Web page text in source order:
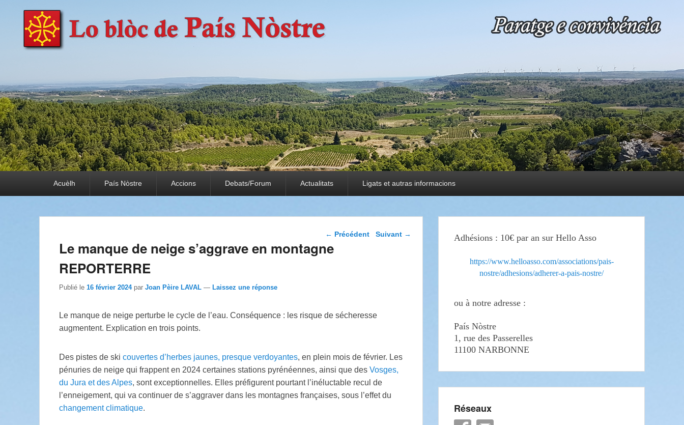
País Nòstre
Paratge e Convivència
Acuèlh País Nòstre Accions Debats/Forum Actualitats Ligats et autras informacions
Navigation dans les
← Précédent Suivant →
Le manque de neige s’aggrave en montagne
REPORTERRE
Publié le 16 février 2024 par Joan Pèire LAVAL — Laissez une réponse
Le manque de neige perturbe le cycle de l’eau. Conséquence : les risque de sécheresse
augmentent. Explication en trois points.
Des pistes de ski couvertes d’herbes jaunes, presque verdoyantes, en plein mois de février. Les
pénuries de neige qui frappent en 2024 certaines stations pyrénéennes, ainsi que des Vosges,
du Jura et des Alpes, sont exceptionnelles. Elles préfigurent pourtant l’inéluctable recul de
l’enneigement, qui va continuer de s’aggraver dans les montagnes françaises, sous l’effet du
changement climatique.
Adhésions : 10€ par an sur Hello Asso
https://www.helloasso.com/associations/pais-
nostre/adhesions/adherer-a-pais-nostre/
ou à notre adresse :
País Nòstre
1, rue des Passerelles
11100 NARBONNE
Réseaux